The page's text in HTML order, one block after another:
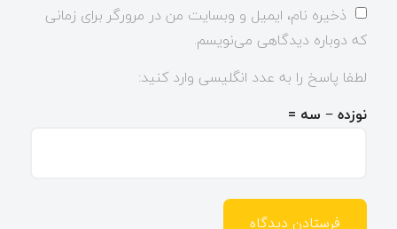
ذخیره نام، ایمیل و وبسایت من در مرورگر برای زمانی
که دوباره دیدگاهی می‌نویسم.
لطفا پاسخ را به عدد انگلیسی وارد کنید:
نوزده − سه =